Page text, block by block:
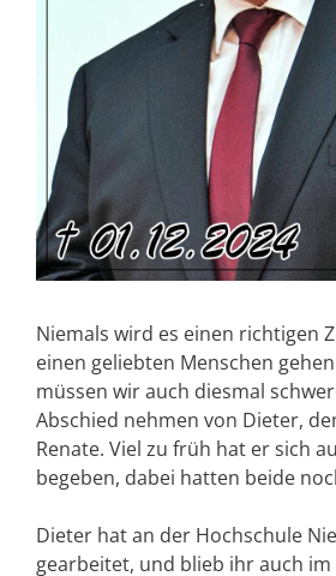
Niemals wird es einen richtigen
einen geliebten Menschen
müssen wir auch diesmal
Abschied nehmen von Dieter,
Renate. Viel zu früh hat er sich
begeben, dabei hatten beide
Dieter hat an der Hochschule
gearbeitet, und blieb ihr auch